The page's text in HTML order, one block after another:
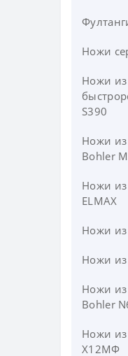
D2
Elmax
VG-10
Х12МФ
Литье
Ножи
Ножи
S390
Ножи
Bohler
Ножи
ELMAX
Ножи из
Ножи из
Ножи
Bohler
Ножи из
Х12МФ